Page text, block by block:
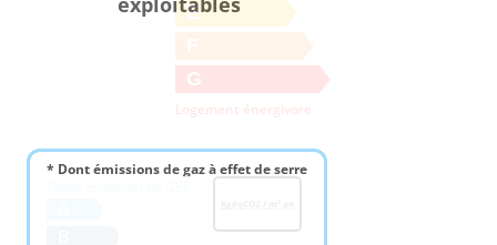
E
G
Logement énergivore
* Dont émissions de gaz à effet de serre